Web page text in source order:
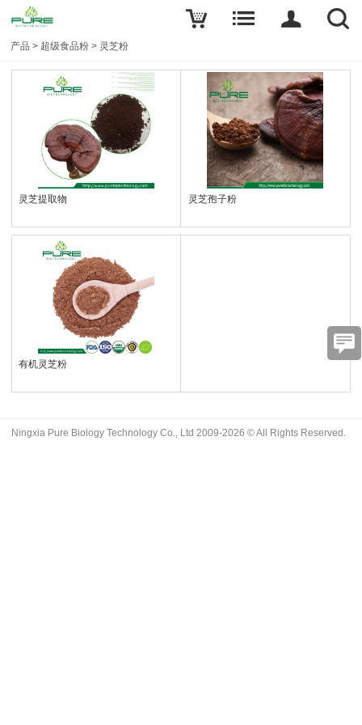
产品 > 超级食品粉 > 灵芝粉
灵芝提取物 灵芝孢子粉
有机灵芝粉
Ningxia Pure Biology Technology Co., Ltd 2009-2026 © All Rights Reserved.